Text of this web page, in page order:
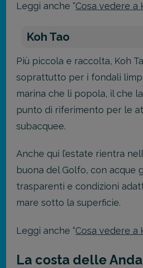
Leggi anche “Cosa vedere a
Koh Tao
Più piccola e raccolta, Koh
soprattutto per i fondali
marina che li popola, il che
punto di riferimento per le
subacquee.
Anche qui l’estate rientra
buona del Golfo, con acque
trasparenti e condizioni
mare sotto la superficie.
Leggi anche “Cosa vedere a
La costa delle